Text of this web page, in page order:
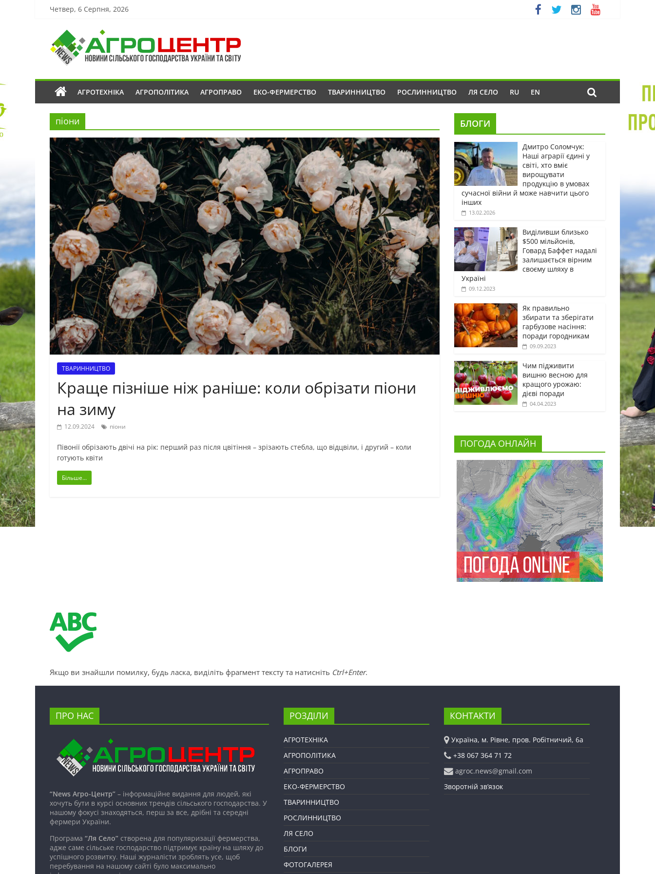
Четвер, 6 Серпня, 2026
АГРОТЕХНІКА АГРОПОЛІТИКА АГРОПРАВО ЕКО-ФЕРМЕРСТВО ТВАРИННИЦТВО РОСЛИННИЦТВО ЛЯ СЕЛО RU EN
піони
ТВАРИННИЦТВО
Краще пізніше ніж раніше: коли обрізати піони
на зиму
12.09.2024 піони
Півонії обрізають двічі на рік: перший раз після цвітіння – зрізають стебла, що відцвіли, і другий – коли
готують квіти
Більше...
БЛОГИ
Дмитро Соломчук:
Наші аграрії єдині у
світі, хто вміє
вирощувати
продукцію в умовах
сучасної війни й може навчити цього
інших
13.02.2026
Виділивши близько
$500 мільйонів,
Говард Баффет надалі
залишається вірним
своєму шляху в
Україні
09.12.2023
Як правильно
збирати та зберігати
гарбузове насіння:
поради городникам
09.09.2023
Чим підживити
вишню весною для
кращого урожаю:
дієві поради
04.04.2023
ПОГОДА ОНЛАЙН
Якщо ви знайшли помилку, будь ласка, виділіть фрагмент тексту та натисніть Ctrl+Enter.
ПРО НАС
“News Агро-Центр” – інформаційне видання для людей, які
хочуть бути в курсі основних трендів сільського господарства. У
нашому фокусі знаходяться, перш за все, дрібні та середні
фермери України.
Програма “Ля Село” створена для популяризації фермерства,
адже саме сільське господарство підтримує країну на шляху до
успішного розвитку. Наші журналісти зроблять усе, щоб
перебування на нашому сайті було максимально
РОЗДІЛИ
АГРОТЕХНІКА
АГРОПОЛІТИКА
АГРОПРАВО
ЕКО-ФЕРМЕРСТВО
ТВАРИННИЦТВО
РОСЛИННИЦТВО
ЛЯ СЕЛО
БЛОГИ
ФОТОГАЛЕРЕЯ
КОНТАКТИ
Україна, м. Рівне, пров. Робітничий, 6а
+38 067 364 71 72
agroc.news@gmail.com
Зворотній зв’язок